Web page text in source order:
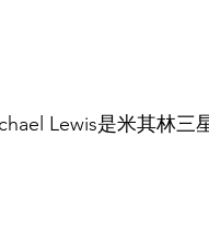
Lewis是米其林三